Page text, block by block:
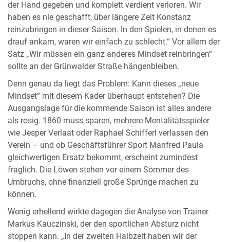
der Hand gegeben und komplett verdient verloren. Wir
haben es nie geschafft, über längere Zeit Konstanz
reinzubringen in dieser Saison. In den Spielen, in denen es
drauf ankam, waren wir einfach zu schlecht.“ Vor allem der
Satz „Wir müssen ein ganz anderes Mindset reinbringen“
sollte an der Grünwalder Straße hängenbleiben.
Denn genau da liegt das Problem: Kann dieses „neue
Mindset“ mit diesem Kader überhaupt entstehen? Die
Ausgangslage für die kommende Saison ist alles andere
als rosig. 1860 muss sparen, mehrere Mentalitätsspieler
wie Jesper Verlaat oder Raphael Schifferl verlassen den
Verein – und ob Geschäftsführer Sport Manfred Paula
gleichwertigen Ersatz bekommt, erscheint zumindest
fraglich. Die Löwen stehen vor einem Sommer des
Umbruchs, ohne finanziell große Sprünge machen zu
können.
Wenig erhellend wirkte dagegen die Analyse von Trainer
Markus Kauczinski, der den sportlichen Absturz nicht
stoppen kann. „In der zweiten Halbzeit haben wir der